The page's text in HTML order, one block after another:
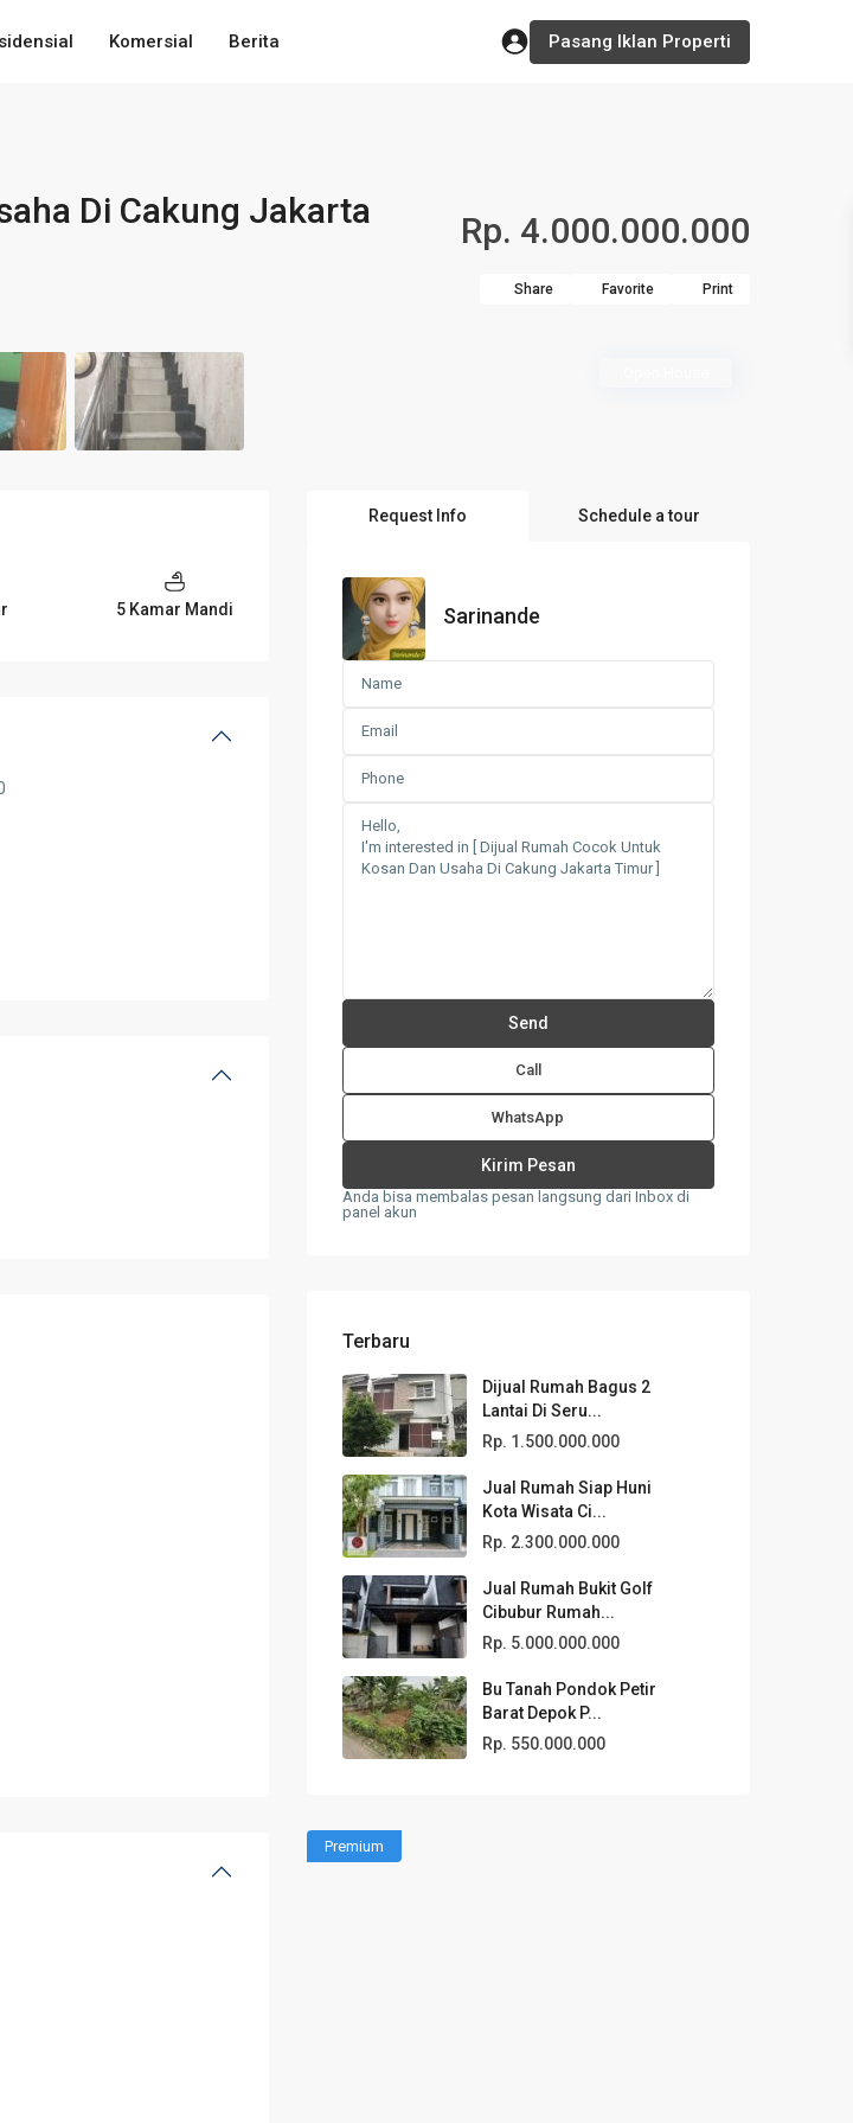
Komersial Berita Pasang Iklan Properti
Di Cakung Jakarta
Rp. 4.000.000.000
Share Favorite Print
5 Kamar Mandi
Request Info Schedule a tour
Sarinande
Call
WhatsApp
Anda bisa membalas pesan langsung dari Inbox di
panel akun
Terbaru
Dijual Rumah Bagus 2
Lantai Di Seru...
Rp. 1.500.000.000
Jual Rumah Siap Huni
Kota Wisata Ci...
Rp. 2.300.000.000
Jual Rumah Bukit Golf
Cibubur Rumah...
Rp. 5.000.000.000
Bu Tanah Pondok Petir
Barat Depok P...
Rp. 550.000.000
Premium